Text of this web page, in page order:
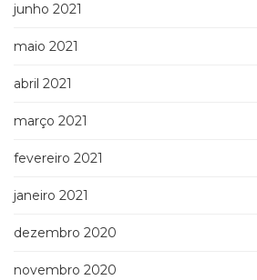
junho 2021
maio 2021
abril 2021
março 2021
fevereiro 2021
janeiro 2021
dezembro 2020
novembro 2020